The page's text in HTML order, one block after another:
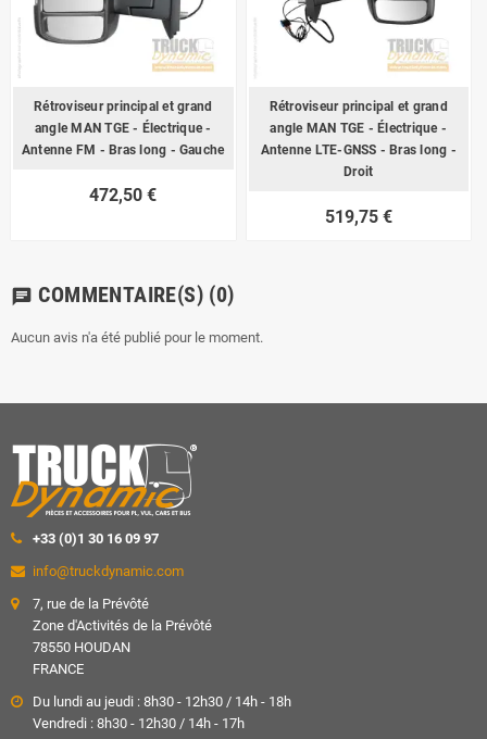
Rétroviseur principal et grand
angle MAN TGE - Électrique -
Antenne FM - Bras long - Gauche
472,50 €
Rétroviseur principal et grand
angle MAN TGE - Électrique -
Antenne LTE-GNSS - Bras long -
Droit
519,75 €
chat COMMENTAIRE(S) (0)
Aucun avis n'a été publié pour le moment.
+33 (0)1 30 16 09 97
info@truckdynamic.com
7, rue de la Prévôté
Zone d'Activités de la Prévôté
78550 HOUDAN
FRANCE
Du lundi au jeudi : 8h30 - 12h30 / 14h - 18h
Vendredi : 8h30 - 12h30 / 14h - 17h